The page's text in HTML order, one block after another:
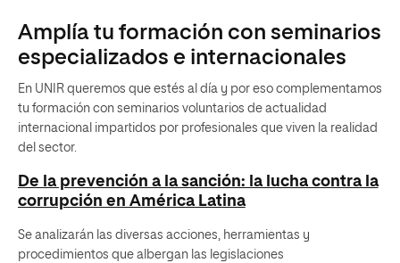
Amplía tu formación con seminarios
especializados e internacionales
En UNIR queremos que estés al día y por eso complementamos
tu formación con seminarios voluntarios de actualidad
internacional impartidos por profesionales que viven la realidad
del sector.
De la prevención a la sanción: la lucha contra la
corrupción en América Latina
Se analizarán las diversas acciones, herramientas y
procedimientos que albergan las legislaciones